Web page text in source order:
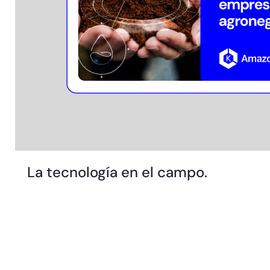
La tecnología en el campo.